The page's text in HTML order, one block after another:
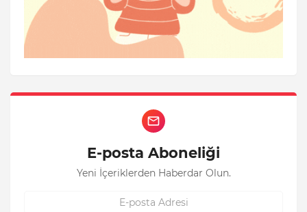
E-posta Aboneliği
Yeni İçeriklerden Haberdar Olun.